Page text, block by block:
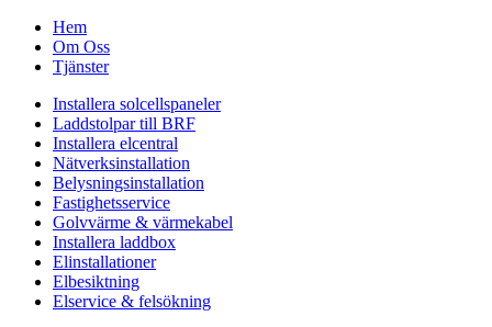
Hem
Om Oss
Tjänster
Installera solcellspaneler
Laddstolpar till BRF
Installera elcentral
Nätverksinstallation
Belysningsinstallation
Fastighetsservice
Golvvärme & värmekabel
Installera laddbox
Elinstallationer
Elbesiktning
Elservice & felsökning